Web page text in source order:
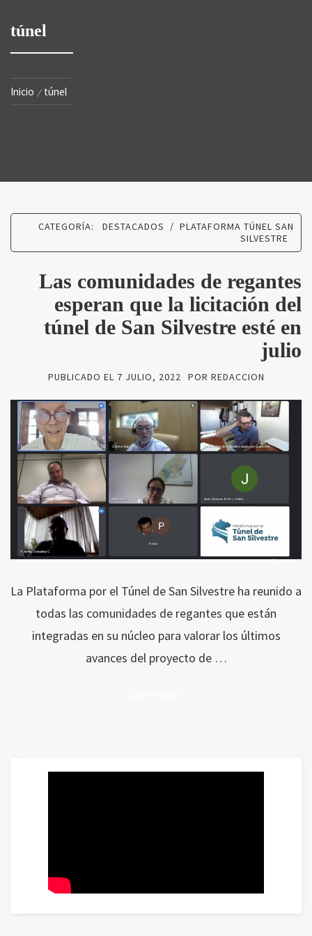
túnel
Inicio túnel
CATEGORÍA: DESTACADOS / PLATAFORMA TÚNEL SAN
SILVESTRE
Las comunidades de regantes
esperan que la licitación del
túnel de San Silvestre esté en
julio
PUBLICADO EL 7 JULIO, 2022 POR REDACCION
La Plataforma por el Túnel de San Silvestre ha reunido a
todas las comunidades de regantes que están
integradas en su núcleo para valorar los últimos
avances del proyecto de …